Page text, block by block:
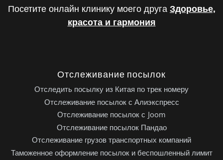
Посетите онлайн клинику моего друга Здоровье,
красота и гармония
Отслеживание посылок
Отследить посылку из Китая по трек номеру
Отслеживание посылок с Алиэкспресс
Отслеживание посылок с Joom
Отслеживание посылок Пандао
Отслеживание грузов транспортных компаний
Таможенное оформление посылок и беспошленный лимит